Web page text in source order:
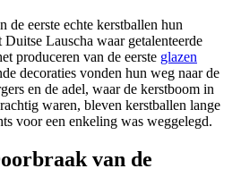
de eerste echte kerstballen hun
Lauscha waar getalenteerde
produceren van de eerste glazen
decoraties vonden hun weg naar de
en de adel, waar de kerstboom in
waren, bleven kerstballen lange
voor een enkeling was weggelegd.
van de